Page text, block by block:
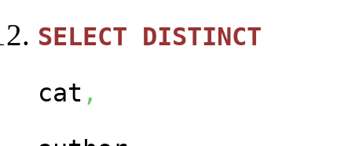
SELECT
DISTINCT
cat ,